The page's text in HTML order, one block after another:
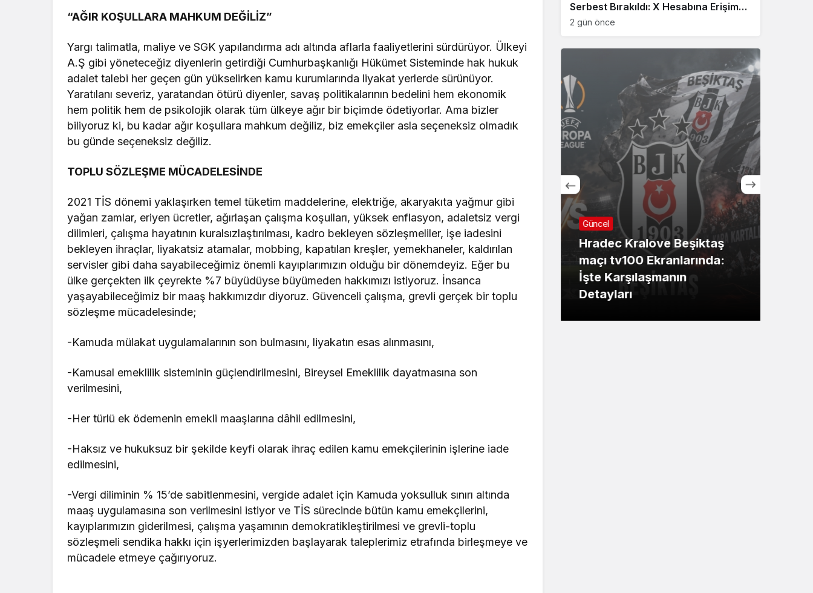
“AĞIR KOŞULLARA MAHKUM DEĞİLİZ”
Yargı talimatla, maliye ve SGK yapılandırma adı altında aflarla faaliyetlerini sürdürüyor. Ülkeyi
A.Ş gibi yöneteceğiz diyenlerin getirdiği Cumhurbaşkanlığı Hükümet Sisteminde hak hukuk
adalet talebi her geçen gün yükselirken kamu kurumlarında liyakat yerlerde sürünüyor.
Yaratılanı severiz, yaratandan ötürü diyenler, savaş politikalarının bedelini hem ekonomik
hem politik hem de psikolojik olarak tüm ülkeye ağır bir biçimde ödetiyorlar. Ama bizler
biliyoruz ki, bu kadar ağır koşullara mahkum değiliz, biz emekçiler asla seçeneksiz olmadık
bu günde seçeneksiz değiliz.
TOPLU SÖZLEŞME MÜCADELESİNDE
2021 TİS dönemi yaklaşırken temel tüketim maddelerine, elektriğe, akaryakıta yağmur gibi
yağan zamlar, eriyen ücretler, ağırlaşan çalışma koşulları, yüksek enflasyon, adaletsiz vergi
dilimleri, çalışma hayatının kuralsızlaştırılması, kadro bekleyen sözleşmeliler, işe iadesini
bekleyen ihraçlar, liyakatsiz atamalar, mobbing, kapatılan kreşler, yemekhaneler, kaldırılan
servisler gibi daha sayabileceğimiz önemli kayıplarımızın olduğu bir dönemdeyiz. Eğer bu
ülke gerçekten ilk çeyrekte %7 büyüdüyse büyümeden hakkımızı istiyoruz. İnsanca
yaşayabileceğimiz bir maaş hakkımızdır diyoruz. Güvenceli çalışma, grevli gerçek bir toplu
sözleşme mücadelesinde;
-Kamuda mülakat uygulamalarının son bulmasını, liyakatın esas alınmasını,
-Kamusal emeklilik sisteminin güçlendirilmesini, Bireysel Emeklilik dayatmasına son
verilmesini,
-Her türlü ek ödemenin emekli maaşlarına dâhil edilmesini,
-Haksız ve hukuksuz bir şekilde keyfi olarak ihraç edilen kamu emekçilerinin işlerine iade
edilmesini,
-Vergi diliminin % 15’de sabitlenmesini, vergide adalet için Kamuda yoksulluk sınırı altında
maaş uygulamasına son verilmesini istiyor ve TİS sürecinde bütün kamu emekçilerini,
kayıplarımızın giderilmesi, çalışma yaşamının demokratikleştirilmesi ve grevli-toplu
sözleşmeli sendika hakkı için işyerlerimizden başlayarak taleplerimiz etrafında birleşmeye ve
mücadele etmeye çağırıyoruz.
Serbest Bırakıldı: X Hesabına Erişim
Engeli Getirildi
2 gün önce
Güncel
Özlem Arslan davası
sonuçlandı: Katil zanlısına
indirimsiz ağırlaştırılmış
müebbet hapis cezası
verildi
Güncel
Utku Caner Çaykara
Tahliye Kararı: Aziz İhsan
Aktaş Davasında Yeni
Gelişme
Güncel
Hradec Kralove Beşiktaş
maçı tv100 Ekranlarında:
İşte Karşılaşmanın
Detayları